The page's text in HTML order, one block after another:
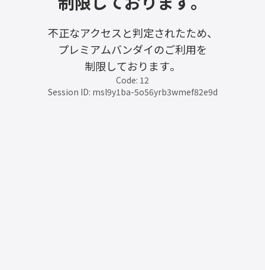
不正なアクセスと判定されたため、
プレミアムバンダイのご利用を
制限しております。
Code: 12
Session ID: msl9y1ba-5o56yrb3wmef82e9d